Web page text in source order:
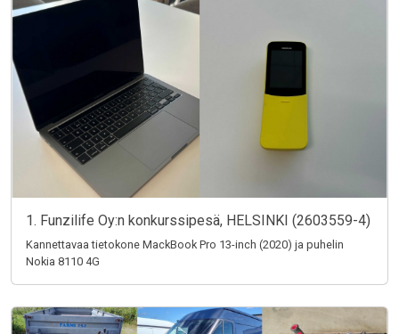
1. Funzilife Oy:n konkurssipesä, HELSINKI (2603559-4)
Kannettavaa tietokone MackBook Pro 13-inch (2020) ja puhelin
Nokia 8110 4G